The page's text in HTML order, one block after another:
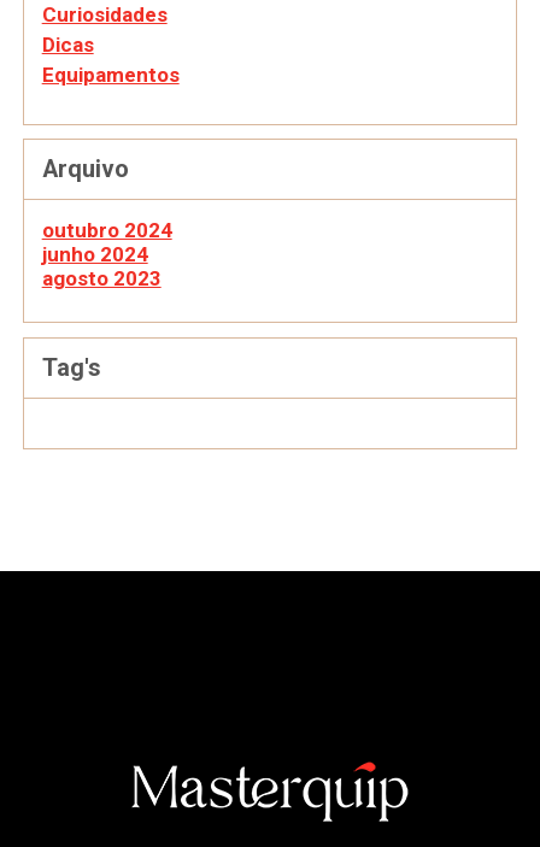
Curiosidades
Dicas
Equipamentos
Arquivo
outubro 2024
junho 2024
agosto 2023
Tag's